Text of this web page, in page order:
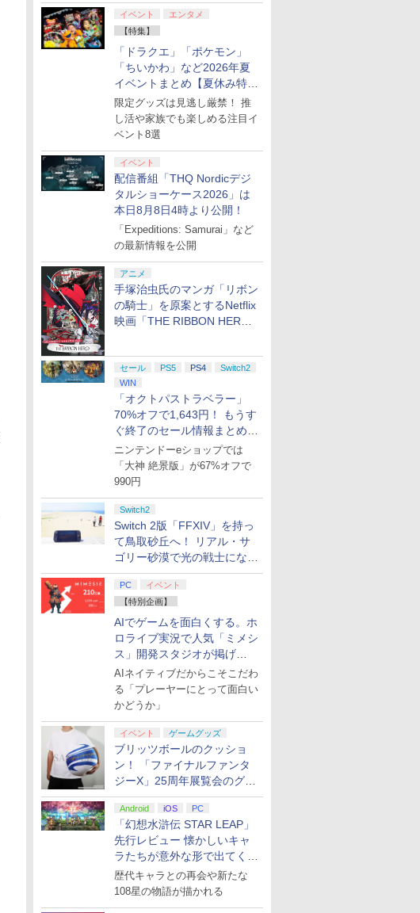
イベント
エンタメ
【特集】
「ドラクエ」「ポケモン」
「ちいかわ」など2026年夏
イベントまとめ【夏休み特
集】
限定グッズは見逃し厳禁！ 推
し活や家族でも楽しめる注目イ
ベント8選
イベント
配信番組「THQ Nordicデジ
タルショーケース2026」は
本日8月8日4時より公開！
「Expeditions: Samurai」など
の最新情報を公開
アニメ
手塚治虫氏のマンガ「リボン
の騎士」を原案とするNetflix
映画「THE RIBBON HERO
セール PS5 PS4
Switch2
WIN
「オクトパストラベラー」
70%オフで1,643円！ もうす
ぐ終了のセール情報まとめ
【8月8日更新】
ニンテンドーeショップでは
「大神 絶景版」が67%オフで
990円
Switch2
Switch 2版「FFXIV」を持っ
て鳥取砂丘へ！ リアル・サ
ゴリー砂漠で光の戦士になっ
てみた
PC
イベント
【特別企画】
AIでゲームを面白くする。ホ
ロライブ実況で人気「ミメシ
ス」開発スタジオが掲げ
る“AI活用の信念”とは？【講
演レポート】
AIネイティブだからこそこだわ
る「プレーヤーにとって面白い
かどうか」
イベント ゲームグッズ
ブリッツボールのクッショ
ン！ 「ファイナルファンタ
ジーX」25周年展覧会のグッ
ズ情報が公開
Android iOS PC
「幻想水滸伝 STAR LEAP」
先行レビュー 懐かしいキャ
ラたちが意外な形で出てくる
シリーズ完全新作！
歴代キャラとの再会や新たな
108星の物語が描かれる